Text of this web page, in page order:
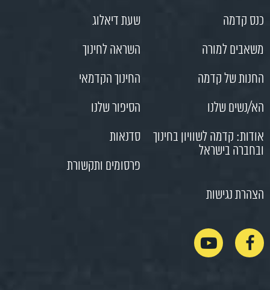
כנס קדמה
שעת דיאלוג
משאבים למורה
השראה לחינוך
החנות של קדמה
החינוך הקדמאי
הא/נשים שלנו
הסיפור שלנו
אודות: קדמה לשוויון בחינוך
ובחברה בישראל
סדנאות
פרסומים ותקשורת
הצהרת נגישות